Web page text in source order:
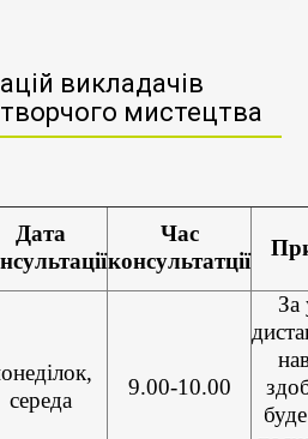
викладачів
мистецтва
Дата
Час
консультатції
середа
9.00-10.00
За